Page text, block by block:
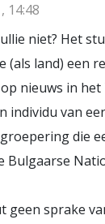
14:48
niet? Het
(als land) een
nieuws in het
individu van
die
Bulgaarse
geen sprake